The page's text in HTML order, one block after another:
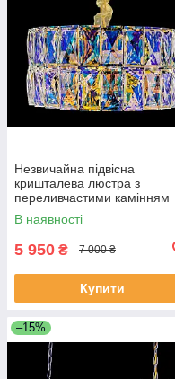
Незвичайна підвісна
кришталева люстра з
переливчастими камінням
J028/500
В наявності
5 950 ₴ 7 000 ₴
Купити
–15%